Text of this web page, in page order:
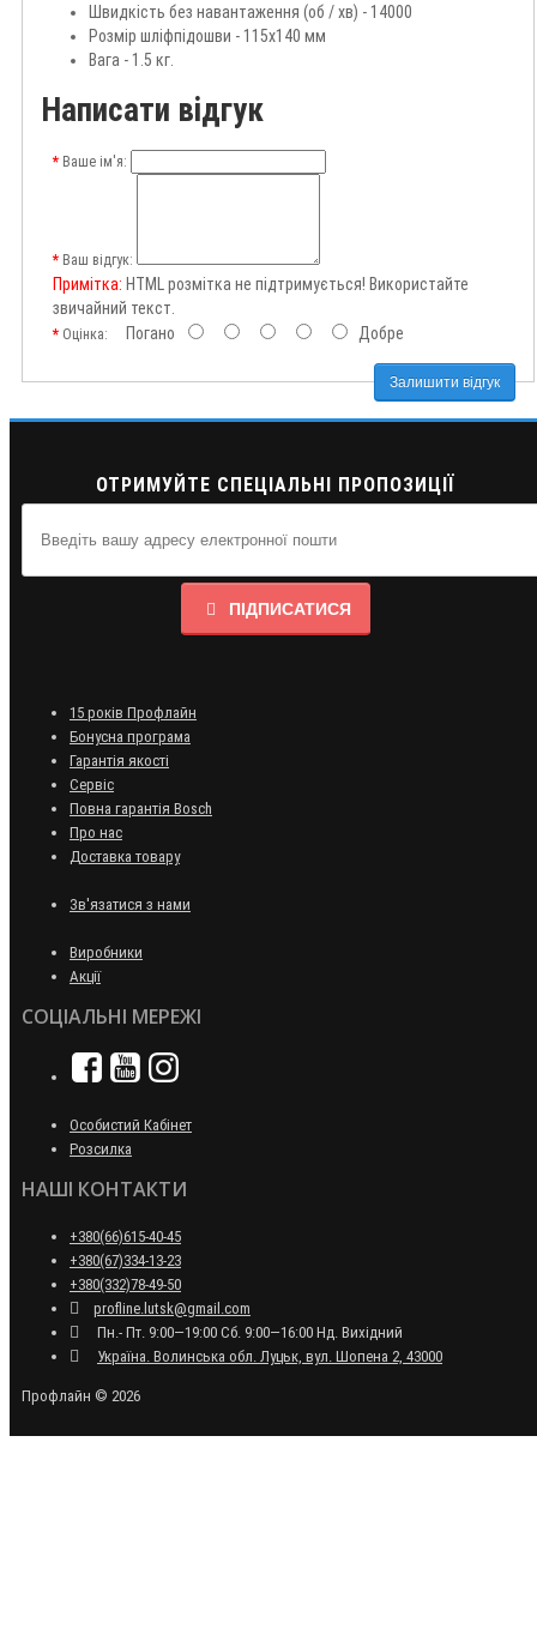
Швидкість без навантаження (об / хв) - 14000
Розмір шліфпідошви - 115х140 мм
Вага - 1.5 кг.
Написати відгук
Ваше ім'я:
Ваш відгук:
Примітка: HTML розмітка не підтримується! Використайте
звичайний текст.
Оцінка: Погано Добре
Залишити відгук
ОТРИМУЙТЕ СПЕЦІАЛЬНІ ПРОПОЗИЦІЇ
ПІДПИСАТИСЯ
15 років Профлайн
Бонусна програма
Гарантія якості
Сервіс
Повна гарантія Bosch
Про нас
Доставка товару
Зв'язатися з нами
Виробники
Акції
СОЦІАЛЬНІ МЕРЕЖІ
Особистий Кабінет
Розсилка
НАШІ КОНТАКТИ
+380(66)615-40-45
+380(67)334-13-23
+380(332)78-49-50
profline.lutsk@gmail.com
Пн.- Пт. 9:00—19:00 Сб. 9:00—16:00 Нд. Вихідний
Україна. Волинська обл. Луцьк, вул. Шопена 2, 43000
Профлайн © 2026